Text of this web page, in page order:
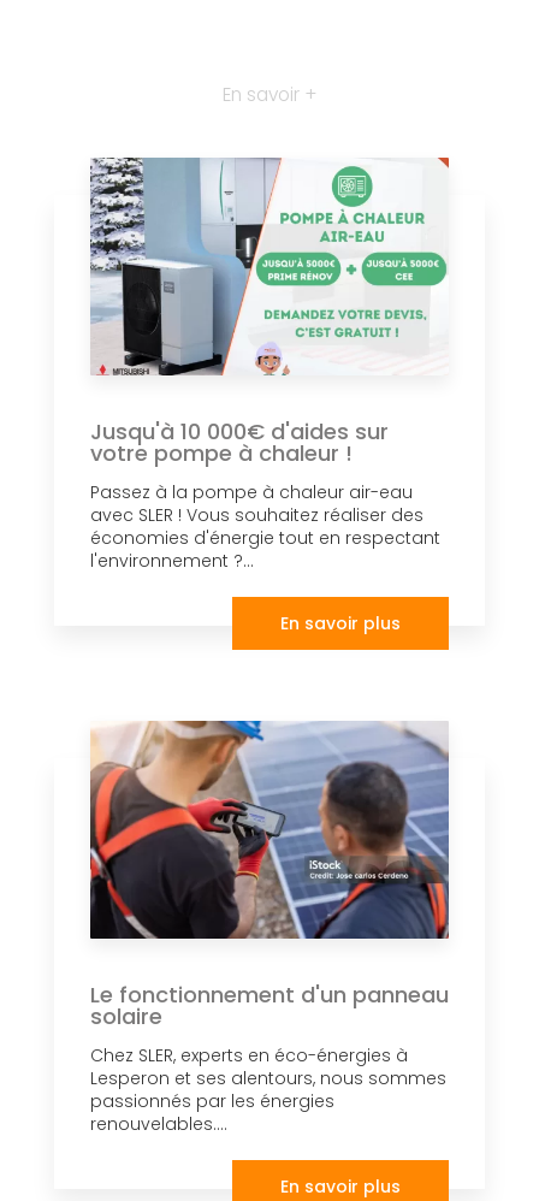
En savoir +
Jusqu'à 10 000€ d'aides sur
votre pompe à chaleur !
Passez à la pompe à chaleur air-eau
avec SLER ! Vous souhaitez réaliser des
économies d'énergie tout en respectant
l'environnement ?...
En savoir plus
Le fonctionnement d'un panneau
solaire
Chez SLER, experts en éco-énergies à
Lesperon et ses alentours, nous sommes
passionnés par les énergies
renouvelables....
En savoir plus